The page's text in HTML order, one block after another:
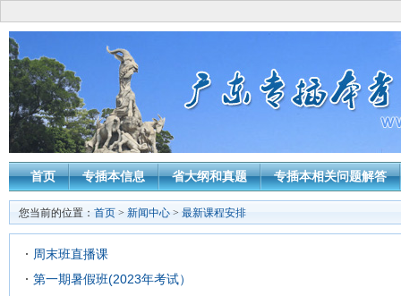
首页 专插本信息 省大纲和真题 专插本相关问题解答
您当前的位置： 首页 > 新闻中心 > 最新课程安排
周末班直播课
第一期暑假班(2023年考试）